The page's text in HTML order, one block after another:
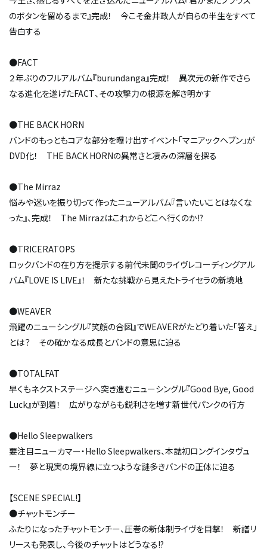
のボタンを留めるまで』完成！ 今こそ金井政人が自らの半生をすべて
告白する
●FACT
２年ぶりのフルアルバム『burundanga』完成！ 異次元の新作でさら
なる進化を遂げたFACT、その攻撃力の根源を解き明かす
●THE BACK HORN
バンドのもっともコアな部分を曝け出すイベント「マニアックヘブン」が
DVD化！ THE BACK HORNの異常さと凄みの深層を探る
●The Mirraz
悩みや迷いを振り切って作ったニューアルバム『言いたいことはなくな
った』、完成！ The Mirrazはこれからどこへ行くのか!?
●TRICERATOPS
ロックバンドの在り方を提示する前代未聞のライヴレコーディングアル
バム『LOVE IS LIVE』！ 新たな挑戦から見えたトライセラの新境地
●WEAVER
飛躍のニューシングル『笑顔の合図』でWEAVERがたどり着いた「答え」
とは？ その確かなる成長とバンドの意思に迫る
●TOTALFAT
早くもネクストステージへ突き進むニューシングル『Good Bye, Good
Luck』が到着！ 広がりながらも鋭利さを増す新世代パンクの行方
●Hello Sleepwalkers
要注目ニューカマー・Hello Sleepwalkers、本誌初ロングインタヴュ
ー！ 夢と現実の境界線に立つような謎多きバンドの正体に迫る
【SCENE SPECIAL!】
●チャットモンチー
ふたりになったチャットモンチー、圧巻の新体制ライヴを目撃！ 新譜リ
リースも発表し、今後のチャットはどうなる!?